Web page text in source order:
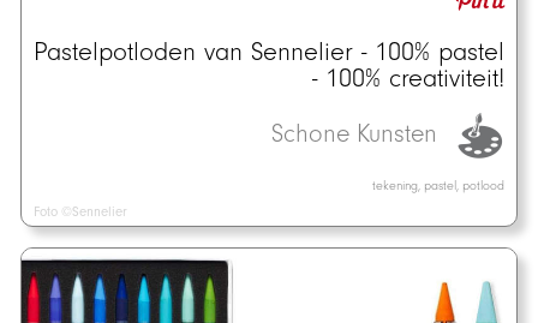
Pastelpotloden van Sennelier - 100% pastel
- 100% creativiteit!
Schone Kunsten
tekening, pastel, potlood
Foto ©Sennelier